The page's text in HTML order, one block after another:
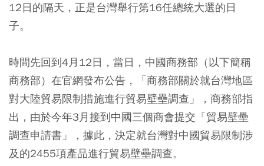
12日的隔天，正是台灣舉行第16任總統大選的日
子。
時間先回到4月12日，當日，中國商務部（以下簡稱
商務部）在官網發布公告，「商務部關於就台灣地區
對大陸貿易限制措施進行貿易壁壘調查」，商務部指
出，由於今年3月接到中國三個商會提交「貿易壁壘
調查申請書」，據此，決定就台灣對中國貿易限制涉
及的2455項產品進行貿易壁壘調查。